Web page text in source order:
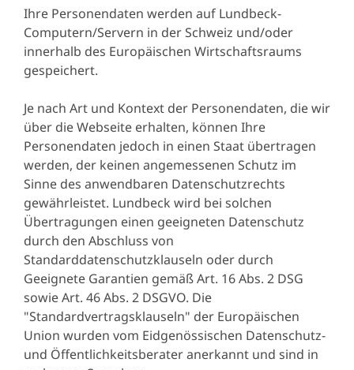
Ihre Personendaten werden auf Lundbeck-
Computern/Servern in der Schweiz und/oder
innerhalb des Europäischen Wirtschaftsraums
gespeichert.
Je nach Art und Kontext der Personendaten, die wir
über die Webseite erhalten, können Ihre
Personendaten jedoch in einen Staat übertragen
werden, der keinen angemessenen Schutz im
Sinne des anwendbaren Datenschutzrechts
gewährleistet. Lundbeck wird bei solchen
Übertragungen einen geeigneten Datenschutz
durch den Abschluss von
Standarddatenschutzklauseln oder durch
Geeignete Garantien gemäß Art. 16 Abs. 2 DSG
sowie Art. 46 Abs. 2 DSGVO. Die
"Standardvertragsklauseln" der Europäischen
Union wurden vom Eidgenössischen Datenschutz-
und Öffentlichkeitsberater anerkannt und sind in